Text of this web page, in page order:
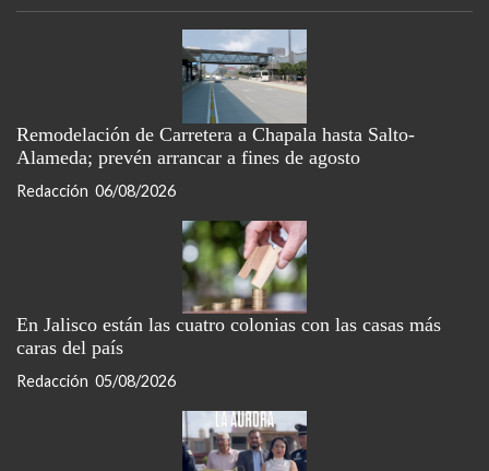
Remodelación de Carretera a Chapala hasta Salto-
Alameda; prevén arrancar a fines de agosto
Redacción 06/08/2026
En Jalisco están las cuatro colonias con las casas más
caras del país
Redacción 05/08/2026